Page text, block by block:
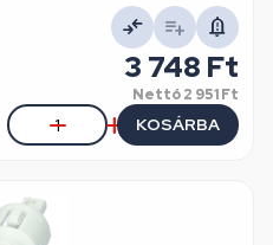
3 748 Ft
Nettó2 951 Ft
KOSÁRBA